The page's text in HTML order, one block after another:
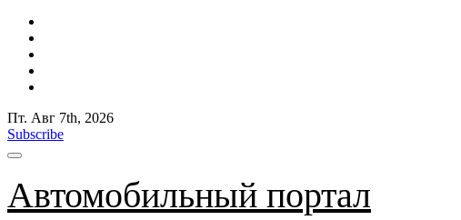
Пт. Авг 7th, 2026
Subscribe
Автомобильный портал